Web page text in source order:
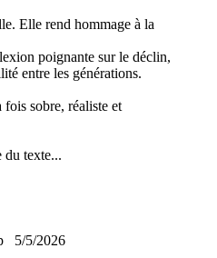
Elle rend hommage à la
poignante sur le déclin,
entre les générations.
sobre, réaliste et
du texte...
5/5/2026